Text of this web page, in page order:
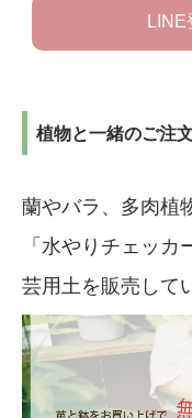
植物と一緒のご注
蘭やバラ、多肉植
「水やりチェッ
芸用土を販売して